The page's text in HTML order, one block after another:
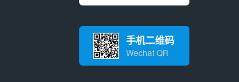
手机二维码
Wechat QR